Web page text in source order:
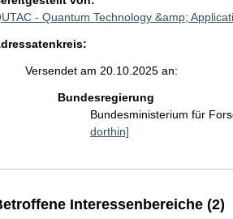
- Quantum Technology &amp;
Versendet am 20.10.2025 an:
Bundesregierung
Bundesministerium für
dorthin]
Interessenbereiche (2)